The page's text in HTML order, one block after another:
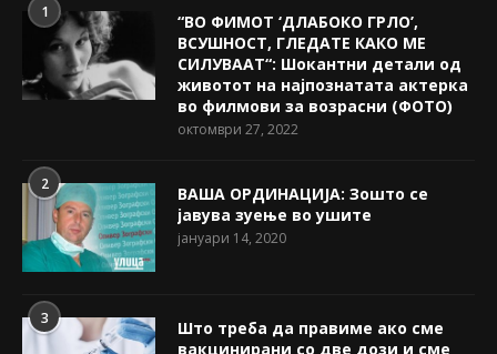
1
“ВО ФИМОТ ‘ДЛАБОКО ГРЛО’,
ВСУШНОСТ, ГЛЕДАТЕ КАКО МЕ
СИЛУВААТ“: Шокантни детали од
животот на најпознатата актерка
во филмови за возрасни (ФОТО)
октомври 27, 2022
2
ВАША ОРДИНАЦИЈА: Зошто се
јавува зуење во ушите
јануари 14, 2020
3
Што треба да правиме ако сме
вакцинирани со две дози и сме